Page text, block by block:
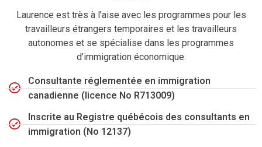
Laurence est très à l’aise avec les programmes pour les
travailleurs étrangers temporaires et les travailleurs
autonomes et se spécialise dans les programmes
d’immigration économique.
Consultante réglementée en immigration
canadienne (licence No R713009)
Inscrite au Registre québécois des consultants en
immigration (No 12137)